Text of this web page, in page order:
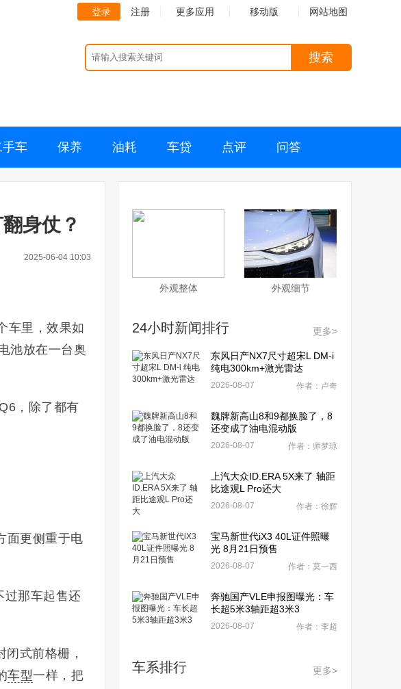
登录 注册 更多应用 移动版 网站地图
搜索
手车 保养 油耗 车贷 点评 问答
身仗？
2025-06-04 10:03
车里，效果如
池放在一台奥
，除了都有
面更侧重于电
过那车起售还
式前格栅，
车型一样，把
外观整体 外观细节
24小时新闻排行 更多>
东风日产NX7尺寸超宋L DM-i
纯电300km+激光雷达
2026-08-07 作者：卢奇
魏牌新高山8和9都换脸了，8
还变成了油电混动版
2026-08-07 作者：师梦琼
上汽大众ID.ERA 5X来了 轴距
比途观L Pro还大
2026-08-07 作者：徐辉
宝马新世代iX3 40L证件照曝
光 8月21日预售
2026-08-07 作者：莫一西
奔驰国产VLE申报图曝光：车
长超5米3轴距超3米3
2026-08-07 作者：李超
车系排行 更多>